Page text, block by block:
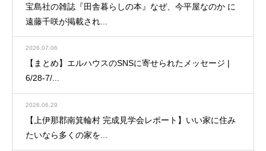
宝島社の雑誌『田舎暮らしの本』なぜ、今平屋なのか に
遠藤千咲が掲載され...
2026.07.06
【まとめ】エルハウスのSNSに寄せられたメッセージ |
6/28-7/...
2026.06.29
【上伊那郡南箕輪村 完成見学会レポート】いい家に住み
たいなら多くの家を...